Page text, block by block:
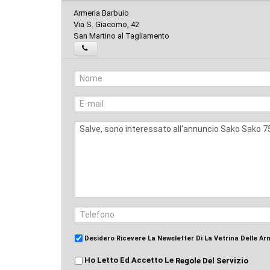
Armeria Barbuio
Via S. Giacomo, 42
San Martino al Tagliamento
Desidero Ricevere La Newsletter Di La Vetrina Delle
Ho Letto Ed Accetto Le Regole Del Servizio